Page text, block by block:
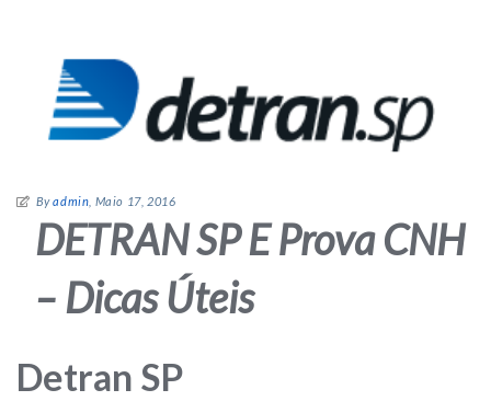
Byadmin , Maio 17, 2016
DETRAN SP E Prova CNH
– Dicas Úteis
Detran SP